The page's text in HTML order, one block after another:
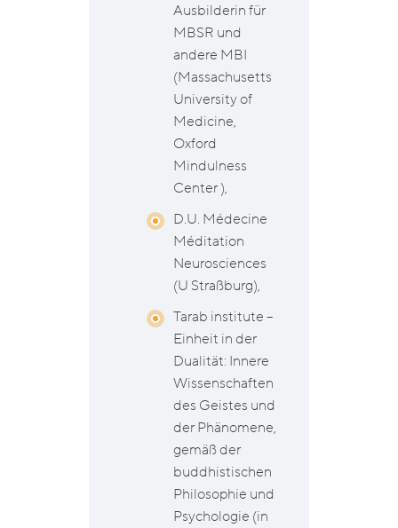
Ausbilderin für
MBSR und
andere MBI
(Massachusetts
University of
Medicine,
Oxford
Mindulness
Center ),
D.U. Médecine
Méditation
Neurosciences
(U Straßburg),
Tarab institute –
Einheit in der
Dualität: Innere
Wissenschaften
des Geistes und
der Phänomene,
gemäß der
buddhistischen
Philosophie und
Psychologie (in